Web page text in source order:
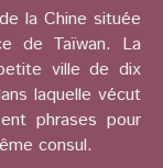
la Chine située
de Taïwan. La
ville de dix
laquelle vécut
phrases pour
consul.